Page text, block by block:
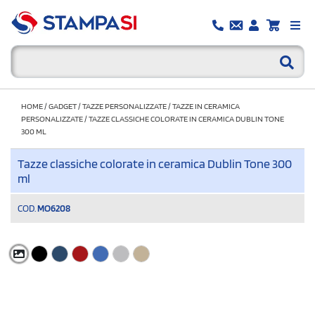
HOME/GADGET/TAZZE PERSONALIZZATE/TAZZE IN CERAMICA
PERSONALIZZATE/TAZZE CLASSICHE COLORATE IN CERAMICA DUBLIN TONE
300 ML
Tazze classiche colorate in ceramica Dublin Tone 300
ml
COD. MO6208